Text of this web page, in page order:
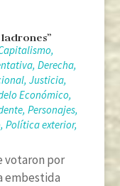
,
, Derecha,
, Justicia,
Económico,
, Personajes,
, Política exterior,
votaron por
embestida